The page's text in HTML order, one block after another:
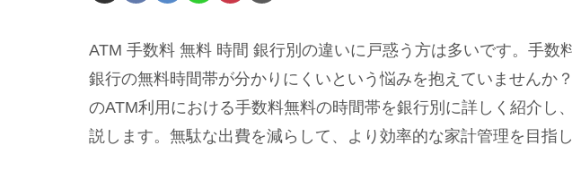
ATM 手数料 無料 時間 銀行別の違いに戸惑う方は多いです。手数
銀行の無料時間帯が分かりにくいという悩みを抱えていませんか
のATM利用における手数料無料の時間帯を銀行別に詳しく紹介し
説します。無駄な出費を減らして、より効率的な家計管理を目指し